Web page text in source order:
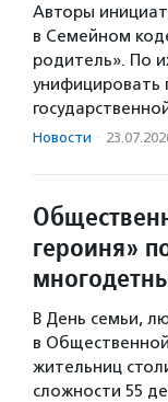
Авторы
в Семейном
родитель». По
унифицировать
Новости ·
героиня»
В День семьи,
в
жительниц
сложности 55